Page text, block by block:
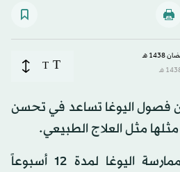
T
T
فصول اليوغا تساعد في تحسن
مثل العلاج الطبيعي.
وأوضحت الدراسة أن ممارسة اليوغا لمدة 12 أسبوعاً